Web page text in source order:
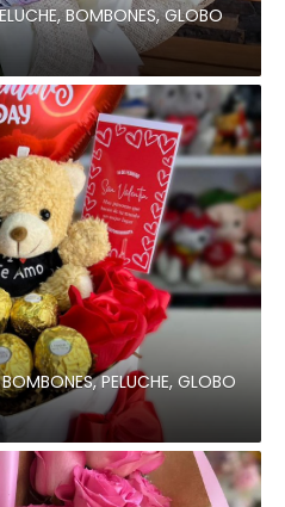
BOMBONES, GLOBO
PELUCHE, GLOBO